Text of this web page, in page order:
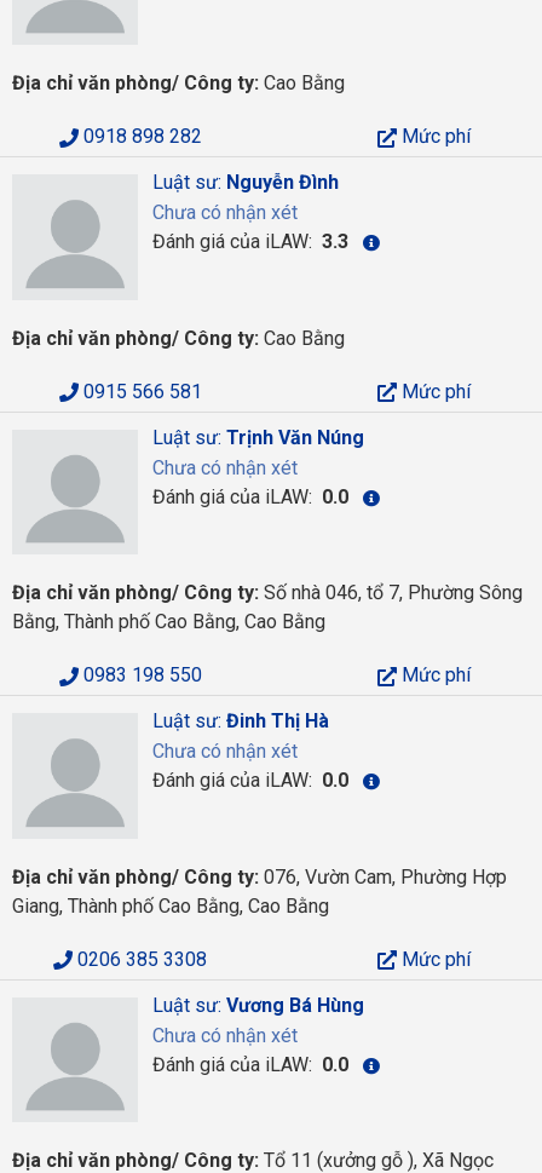
Địa chỉ văn phòng/ Công ty: Cao Bằng
0918 898 282
Mức phí
Luật sư: Nguyễn Đình
Chưa có nhận xét
Đánh giá của iLAW: 3.3
Địa chỉ văn phòng/ Công ty: Cao Bằng
0915 566 581
Mức phí
Luật sư: Trịnh Văn Núng
Chưa có nhận xét
Đánh giá của iLAW: 0.0
Địa chỉ văn phòng/ Công ty: Số nhà 046, tổ 7, Phường Sông
Bằng, Thành phố Cao Bằng, Cao Bằng
0983 198 550
Mức phí
Luật sư: Đinh Thị Hà
Chưa có nhận xét
Đánh giá của iLAW: 0.0
Địa chỉ văn phòng/ Công ty: 076, Vườn Cam, Phường Hợp
Giang, Thành phố Cao Bằng, Cao Bằng
0206 385 3308
Mức phí
Luật sư: Vương Bá Hùng
Chưa có nhận xét
Đánh giá của iLAW: 0.0
Địa chỉ văn phòng/ Công ty: Tổ 11 (xưởng gỗ ), Xã Ngọc